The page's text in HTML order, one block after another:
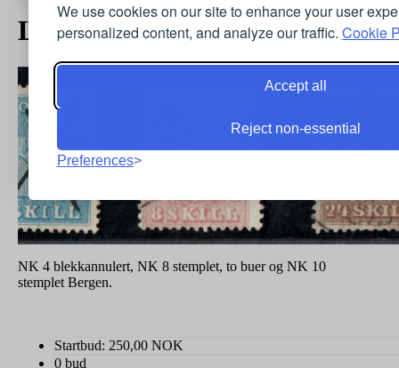
We use cookies on our site to enhance your user
personalized content, and analyze our traffic. Cookie
Accept all
Reject non-essential
Preferences
Lott med Våpen 1863
NK 4 blekkannulert, NK 8 stemplet, to buer og NK 10
stemplet Bergen.
Startbud: 250,00 NOK
0 bud